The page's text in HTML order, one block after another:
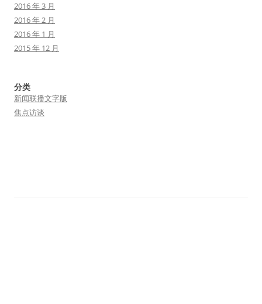
2016 年 3 月
2016 年 2 月
2016 年 1 月
2015 年 12 月
分类
新闻联播文字版
焦点访谈